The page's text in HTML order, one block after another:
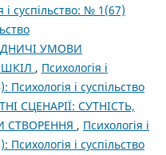
і суспільство: № 1(67)
УМОВИ
, Психологія і
і суспільство
СЦЕНАРІЇ: СУТНІСТЬ,
СТВОРЕННЯ , Психологія і
і суспільство